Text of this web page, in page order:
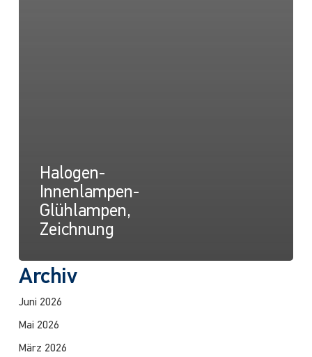
Halogen-
Innenlampen-
Glühlampen,
Zeichnung
Archiv
Juni 2026
Mai 2026
März 2026